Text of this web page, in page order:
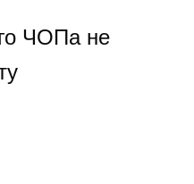
ЧОПа не